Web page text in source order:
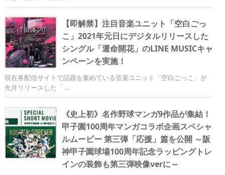
【即解禁】注目音楽ユニット「空白ごっ
こ」2021年元日にデジタルリリースした
シングル「運命開花」のLINE MUSICキャ
ンペーンを実施！
現在各配信サイトで話題を集めている音楽ユニット「空白ごっこ」が
先月リリースした「 ...
《史上初》名作野球マンガ9作品が集結！
甲子園100周年マンガコラボ企画スペシャ
ルムービー 第三弾「応援」篇を公開 ～阪
神甲子園球場100周年記念ラッピングトレ
インの装飾も第三弾映像verに～